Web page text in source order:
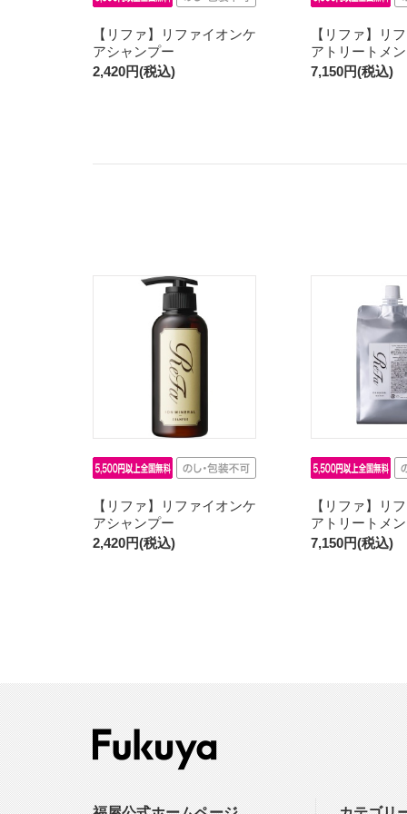
【リファ】リファイオンケ
アシャンプー
2,420円(税込)
【リファ】リ
アトリートメ
7,150円(税込)
【リファ】リファイオンケ
アシャンプー
2,420円(税込)
【リファ】リ
アトリートメ
7,150円(税込)